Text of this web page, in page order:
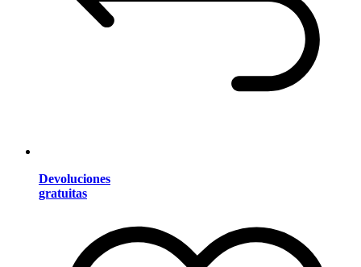
Devoluciones
gratuitas